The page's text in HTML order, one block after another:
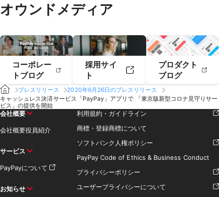
2019年2月
2019年1月
オウンドメディア
コーポレー
トブログ
採用サイ
ト
プロダクト
ブログ
プレスリリース
2020年6月26日のプレスリリース
キャッシュレス決済サービス「PayPay」アプリで 「東京版新型コロナ見守りサー
ビス」の提供を開始
会社概要
会社概要役員紹介
サービス
PayPayについて
お知らせ
利用規約・ガイドライン
商標・登録商標について
ソフトバンク人権ポリシー
PayPay Code of Ethics & Business Conduct
プライバシーポリシー
ユーザープライバシーについて